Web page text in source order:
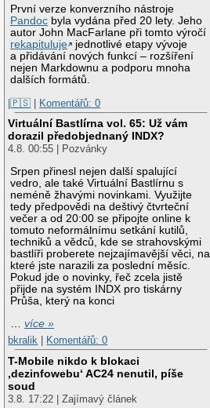
První verze konverzního nástroje
Pandoc byla vydána před 20 lety. Jeho
autor John MacFarlane při tomto výročí
rekapituluje
jednotlivé etapy vývoje
a přidávání nových funkcí – rozšíření
nejen Markdownu a podporu mnoha
dalších formátů.
|🇵🇸 | Komentářů: 0
Virtuální Bastlírna vol. 65: Už vám
dorazil předobjednaný INDX?
4.8. 00:55 | Pozvánky
Srpen přinesl nejen další spalující
vedro, ale také Virtuální Bastlírnu s
neméně žhavými novinkami. Využijte
tedy předpovědi na deštivý čtvrteční
večer a od 20:00 se připojte online k
tomuto neformálnímu setkání kutilů,
techniků a vědců, kde se strahovskými
bastlíři proberete nejzajímavější věci, na
které jste narazili za poslední měsíc.
Pokud jde o novinky, řeč zcela jistě
přijde na systém INDX pro tiskárny
Průša, který na konci
…více »
bkralik
Komentářů: 0
T-Mobile nikdo k blokaci
‚dezinfowebu‘ AC24 nenutil, píše
soud
3.8. 17:22 | Zajímavý článek